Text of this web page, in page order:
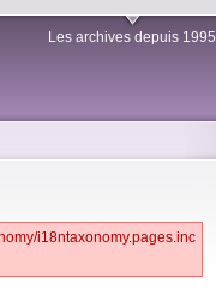
Les archives depuis 1995
i18ntaxonomy.pages.inc